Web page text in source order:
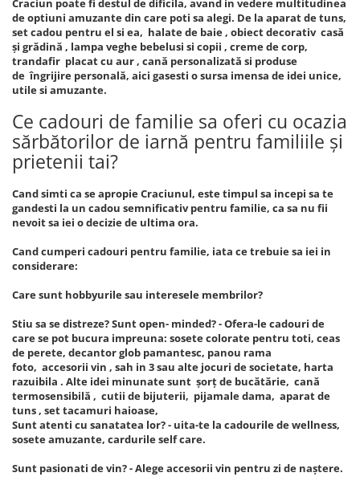
Craciun poate fi destul de dificila, avand in vedere multitudinea
de optiuni amuzante din care poti sa alegi. De la aparat de tuns,
set cadou pentru el si ea, halate de baie , obiect decorativ casă
și grădină , lampa veghe bebelusi si copii , creme de corp,
trandafir placat cu aur , cană personalizată si produse
de îngrijire personală, aici gasesti o sursa imensa de idei unice,
utile si amuzante.
Ce cadouri de familie sa oferi cu ocazia
sărbătorilor de iarnă pentru familiile și
prietenii tai?
Cand simti ca se apropie Craciunul, este timpul sa incepi sa te
gandesti la un cadou semnificativ pentru familie, ca sa nu fii
nevoit sa iei o decizie de ultima ora.
Cand cumperi cadouri pentru familie, iata ce trebuie sa iei in
considerare:
Care sunt hobbyurile sau interesele membrilor?
Stiu sa se distreze? Sunt open- minded? - Ofera-le cadouri de
care se pot bucura impreuna: sosete colorate pentru toti, ceas
de perete, decantor glob pamantesc, panou rama
foto, accesorii vin , sah in 3 sau alte jocuri de societate, harta
razuibila . Alte idei minunate sunt șorț de bucătărie, cană
termosensibilă , cutii de bijuterii, pijamale dama, aparat de
tuns , set tacamuri haioase,
Sunt atenti cu sanatatea lor? - uita-te la cadourile de wellness,
sosete amuzante, cardurile self care.
Sunt pasionati de vin? - Alege accesorii vin pentru zi de naștere.